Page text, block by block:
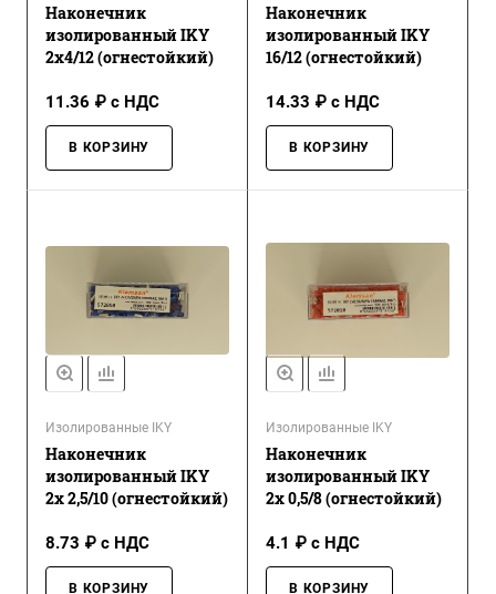
Наконечник
изолированный IKY
2x4/12 (огнестойкий)
11.36 ₽ с НДС
В КОРЗИНУ
Наконечник
изолированный IKY
16/12 (огнестойкий)
14.33 ₽ с НДС
В КОРЗИНУ
Изолированные IKY
Наконечник
изолированный IKY
2x 2,5/10 (огнестойкий)
8.73 ₽ с НДС
В КОРЗИНУ
Изолированные IKY
Наконечник
изолированный IKY
2x 0,5/8 (огнестойкий)
4.1 ₽ с НДС
В КОРЗИНУ